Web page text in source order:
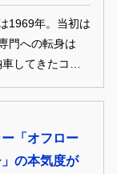
1969年。当初は
門への転身は
してきたコン
「オフロー
」の本気度が